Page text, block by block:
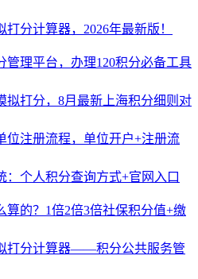
打分计算器，2026年最新版！
管理平台，办理120积分必备工具
拟打分，8月最新上海积分细则对
位注册流程，单位开户+注册流
：个人积分查询方式+官网入口
算的？1倍2倍3倍社保积分值+缴
打分计算器——积分公共服务管